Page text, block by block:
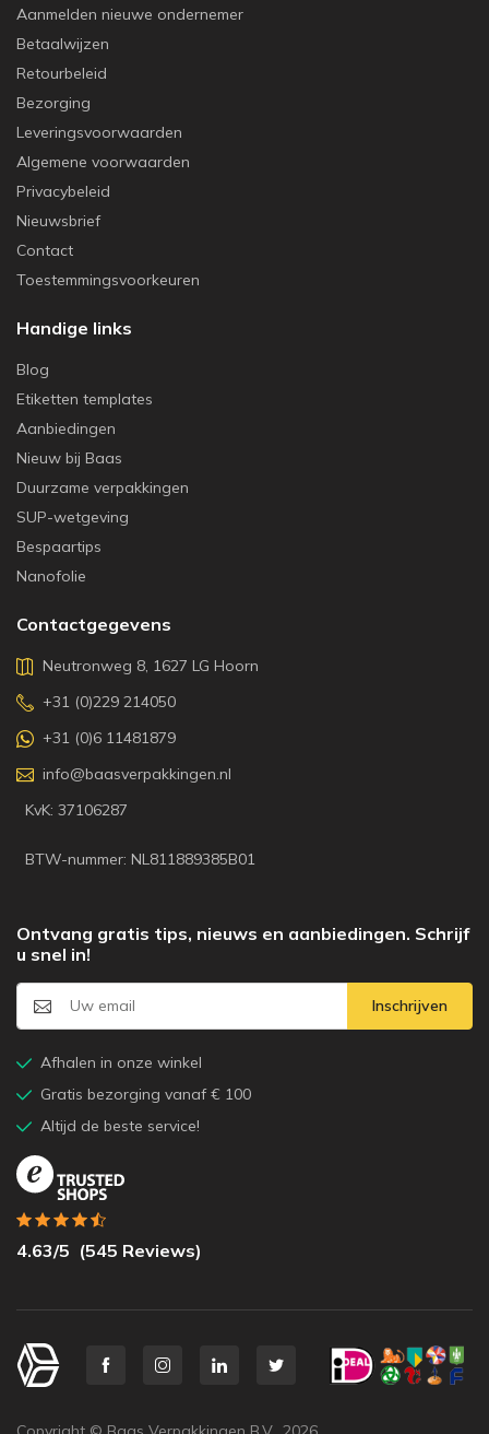
Aanmelden nieuwe ondernemer
Betaalwijzen
Retourbeleid
Bezorging
Leveringsvoorwaarden
Algemene voorwaarden
Privacybeleid
Nieuwsbrief
Contact
Toestemmingsvoorkeuren
Handige links
Blog
Etiketten templates
Aanbiedingen
Nieuw bij Baas
Duurzame verpakkingen
SUP-wetgeving
Bespaartips
Nanofolie
Contactgegevens
Neutronweg 8, 1627 LG Hoorn
+31 (0)229 214050
+31 (0)6 11481879
info@baasverpakkingen.nl
KvK: 37106287
BTW-nummer: NL811889385B01
Ontvang gratis tips, nieuws en aanbiedingen. Schrijf
u snel in!
Inschrijven
Afhalen in onze winkel
Gratis bezorging vanaf € 100
Altijd de beste service!
4.63/5 (545 Reviews)